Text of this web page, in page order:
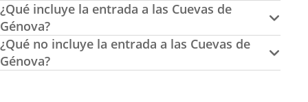
¿Qué incluye la entrada a las Cuevas de
Génova?
¿Qué no incluye la entrada a las Cuevas de
Génova?